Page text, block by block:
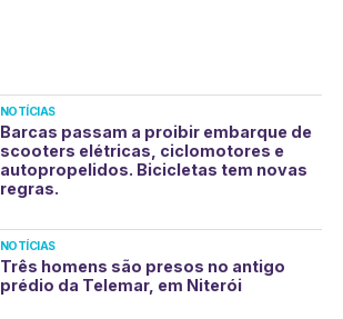
NOTÍCIAS
Barcas passam a proibir embarque de
scooters elétricas, ciclomotores e
autopropelidos. Bicicletas tem novas
regras.
NOTÍCIAS
Três homens são presos no antigo
prédio da Telemar, em Niterói